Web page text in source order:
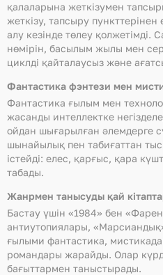
қалаларына жеткізумен
жеткізу, тапсыру
алу кезінде төлеу қолжетімді.
нөмірін, басылым жылы мен
циклді қайталаусыз және
Фантастика фэнтези мен
Фантастика ғылым мен
жасанды интеллектке
ойдан шығарылған әлемдерге
шынайылық пен табиғаттан
істейді: елес, қарғыс, қара
табады.
Жанрмен танысуды қай
Бастау үшін «1984» бен
антиутопиялары,
ғылыми фантастика,
романдары жарайды. Олар
бағыттармен таныстырады.